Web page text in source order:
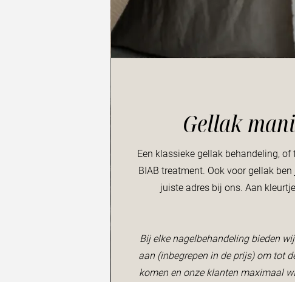
Gellak
Een klassieke gellak behandeling, of
BIAB treatment. Ook voor gellak
juiste adres bij ons. Aan
Bij elke nagelbehandeling bieden
aan (inbegrepen in de prijs) om tot
komen en onze klanten maximaal